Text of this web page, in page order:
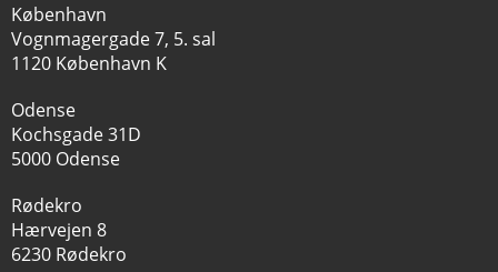
København
Vognmagergade 7, 5. sal
1120 København K
Odense
Kochsgade 31D
5000 Odense
Rødekro
Hærvejen 8
6230 Rødekro